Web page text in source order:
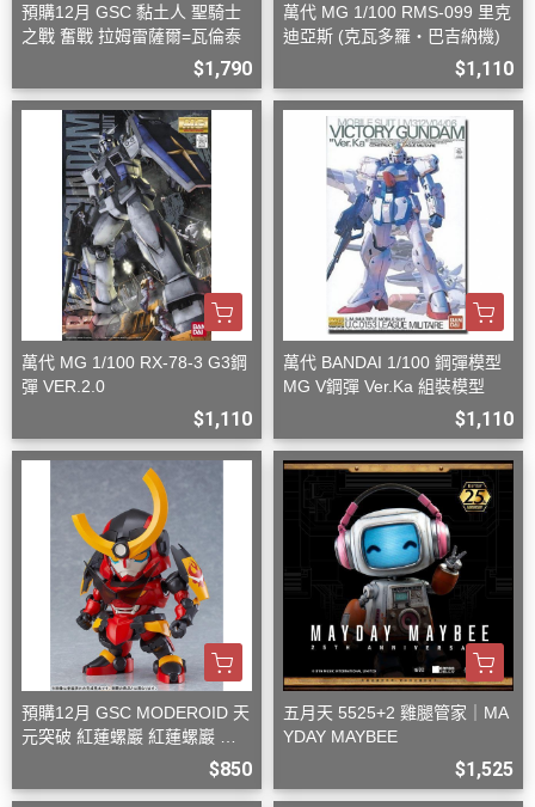
預購12月 GSC 黏土人 聖騎士
之戰 奮戰 拉姆雷薩爾=瓦倫泰
$1,790
萬代 MG 1/100 RMS-099 里克
迪亞斯 (克瓦多羅・巴吉納機)
$1,110
萬代 MG 1/100 RX-78-3 G3鋼
彈 VER.2.0
$1,110
萬代 BANDAI 1/100 鋼彈模型
MG V鋼彈 Ver.Ka 組裝模型
$1,110
預購12月 GSC MODEROID 天
元突破 紅蓮螺巖 紅蓮螺巖 再
$850
五月天 5525+2 雞腿管家｜MA
YDAY MAYBEE
$1,525